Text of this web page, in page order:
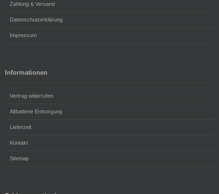
Zahlung & Versand
Datenschutzerklärung
Impressum
Informationen
Vertrag widerrufen
Altbatterie Entsorgung
Lieferzeit
Kontakt
Sitemap